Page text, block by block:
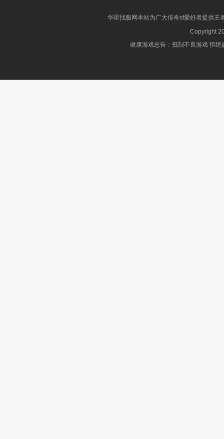
华星找服网本站为广大传奇sf爱好者提供王
Copyright
健康游戏忠告：抵制不良游戏 拒